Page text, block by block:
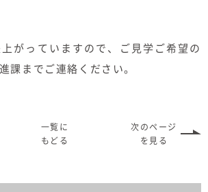
がっていますので、ご見学ご希望の
までご連絡ください。
一覧に
もどる
次のページ
を見る